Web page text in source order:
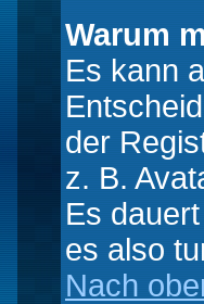
Warum
Es kann
der
z. B.
Es
es also
Nach